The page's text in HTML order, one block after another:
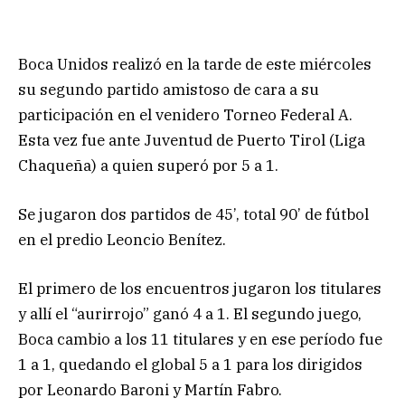
Boca Unidos realizó en la tarde de este miércoles
su segundo partido amistoso de cara a su
participación en el venidero Torneo Federal A.
Esta vez fue ante Juventud de Puerto Tirol (Liga
Chaqueña) a quien superó por 5 a 1.
Se jugaron dos partidos de 45’, total 90’ de fútbol
en el predio Leoncio Benítez.
El primero de los encuentros jugaron los titulares
y allí el “aurirrojo” ganó 4 a 1. El segundo juego,
Boca cambio a los 11 titulares y en ese período fue
1 a 1, quedando el global 5 a 1 para los dirigidos
por Leonardo Baroni y Martín Fabro.